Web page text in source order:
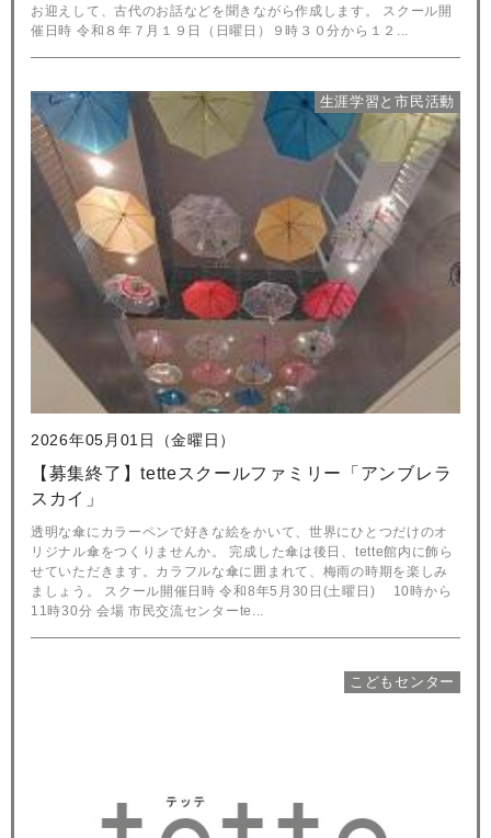
お迎えして、古代のお話などを聞きながら作成します。 スクール開
催日時 令和８年７月１９日（日曜日）９時３０分から１２...
2026年05月01日（金曜日）
生涯学習と市民活動
【募集終了】tetteスクールファミリー「アンブレラ
スカイ」
透明な傘にカラーペンで好きな絵をかいて、世界にひとつだけのオ
リジナル傘をつくりませんか。 完成した傘は後日、tette館内に飾ら
せていただきます。カラフルな傘に囲まれて、梅雨の時期を楽しみ
ましょう。 スクール開催日時 令和8年5月30日(土曜日) 10時から
11時30分 会場 市民交流センターte...
こどもセンター